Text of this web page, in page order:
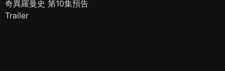
奇異羅曼史 第10集預告
Trailer